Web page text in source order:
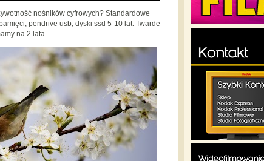
nośników cyfrowych? Standardowe
pendrive usb, dyski ssd 5-10 lat. Twarde
na 2 lata.